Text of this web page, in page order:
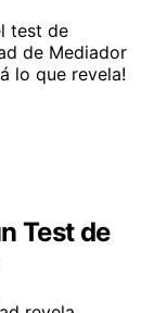
test de
de Mediador
lo que revela!
Test de